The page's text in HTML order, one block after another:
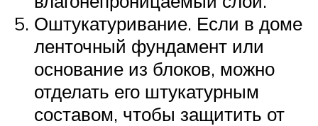
Оштукатуривание. Если в доме
ленточный фундамент или
основание из блоков, можно
отделать его штукатурным
составом, чтобы защитить от